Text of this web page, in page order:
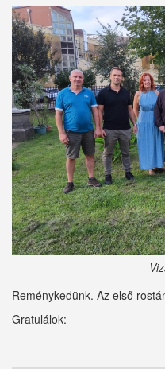
Reménykedünk. Az első
Gratulálok: